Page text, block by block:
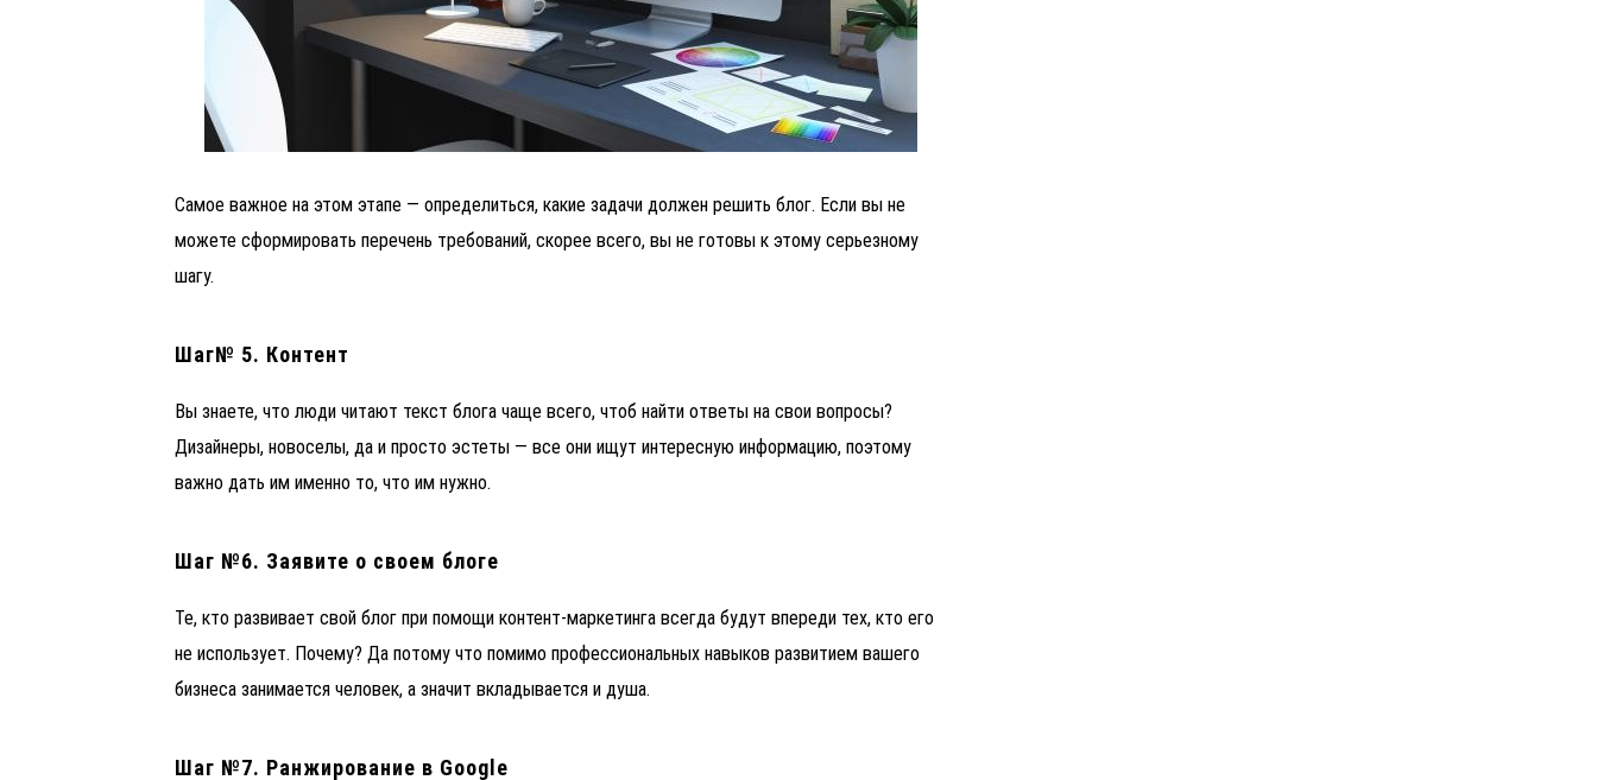
Самое важное на этом этапе — определиться, какие задачи должен решить блог. Если вы не
можете сформировать перечень требований, скорее всего, вы не готовы к этому серьезному
шагу.
Шаг№ 5. Контент
Вы знаете, что люди читают текст блога чаще всего, чтоб найти ответы на свои вопросы?
Дизайнеры, новоселы, да и просто эстеты — все они ищут интересную информацию, поэтому
важно дать им именно то, что им нужно.
Шаг №6. Заявите о своем блоге
Те, кто развивает свой блог при помощи контент-маркетинга всегда будут впереди тех, кто его
не использует. Почему? Да потому что помимо профессиональных навыков развитием вашего
бизнеса занимается человек, а значит вкладывается и душа.
Шаг №7. Ранжирование в Google